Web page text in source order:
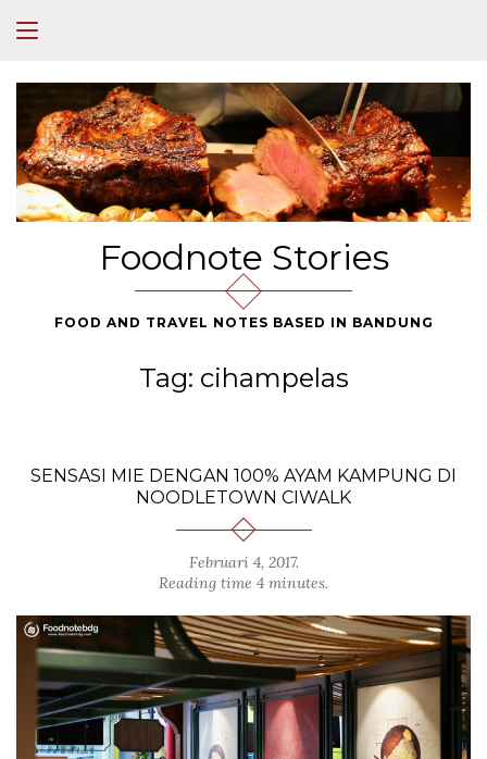
Foodnote Stories
FOOD AND TRAVEL NOTES BASED IN BANDUNG
Tag: cihampelas
SENSASI MIE DENGAN 100% AYAM KAMPUNG DI
NOODLETOWN CIWALK
Februari 4, 2017.
Reading time 4 minutes.